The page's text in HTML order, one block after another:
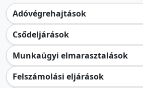
Adóvégrehajtások
Csődeljárások
Munkaügyi elmarasztalások
Felszámolási eljárások